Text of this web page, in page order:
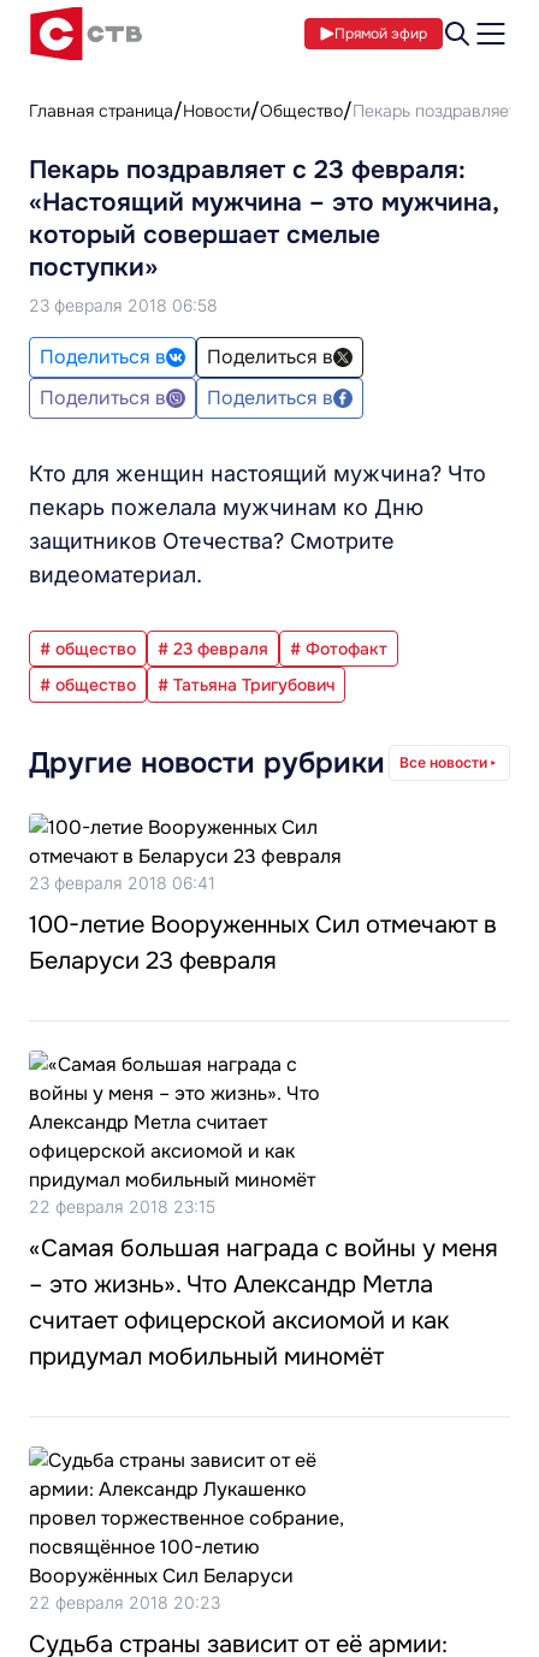
Прямой эфир
Главная страница Новости Общество Пекарь поздравляет
Пекарь поздравляет с 23 февраля:
«Настоящий мужчина – это мужчина,
который совершает смелые
поступки»
23 февраля 2018 06:58
Поделиться в
Поделиться в
Поделиться в
Поделиться в
Кто для женщин настоящий мужчина? Что
пекарь пожелала мужчинам ко Дню
защитников Отечества? Смотрите
видеоматериал.
# общество # 23 февраля
# Фотофакт
# общество
# Татьяна Тригубович
Другие новости рубрики Все новости
23 февраля 2018 06:41
100-летие Вооруженных Cил отмечают в
Беларуси 23 февраля
22 февраля 2018 23:15
«Самая большая награда с войны у меня
– это жизнь». Что Александр Метла
считает офицерской аксиомой и как
придумал мобильный миномёт
22 февраля 2018 20:23
Судьба страны зависит от её армии: